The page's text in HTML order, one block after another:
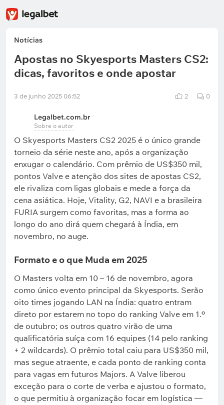
Notícias
Apostas no Skyesports Masters CS2:
dicas, favoritos e onde apostar
3 de junho 2025 06:52 2 0
Legalbet.com.br
Sobre o autor
O Skyesports Masters CS2 2025 é o único grande
torneio da série neste ano, após a organização
enxugar o calendário. Com prêmio de US$350 mil,
pontos Valve e atenção dos sites de apostas CS2,
ele rivaliza com ligas globais e mede a força da
cena asiática. Hoje, Vitality, G2, NAVI e a brasileira
FURIA surgem como favoritas, mas a forma ao
longo do ano dirá quem chegará à Índia, em
novembro, no auge.
Formato e o que Muda em 2025
O Masters volta em 10 – 16 de novembro, agora
como único evento principal da Skyesports. Serão
oito times jogando LAN na Índia: quatro entram
direto por estarem no topo do ranking Valve em 1.º
de outubro; os outros quatro virão de uma
qualificatória suíça com 16 equipes (14 pelo ranking
+ 2 wildcards). O prêmio total caiu para US$350 mil,
mas segue atraente, e cada ponto de ranking conta
para vagas em futuros Majors. A Valve liberou
exceção para o corte de verba e ajustou o formato,
o que permitiu à organização focar em logística —